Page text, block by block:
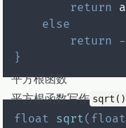
return a
else
return -
}
平方根函数
平方根函数写作 sqrt()
float sqrt( float